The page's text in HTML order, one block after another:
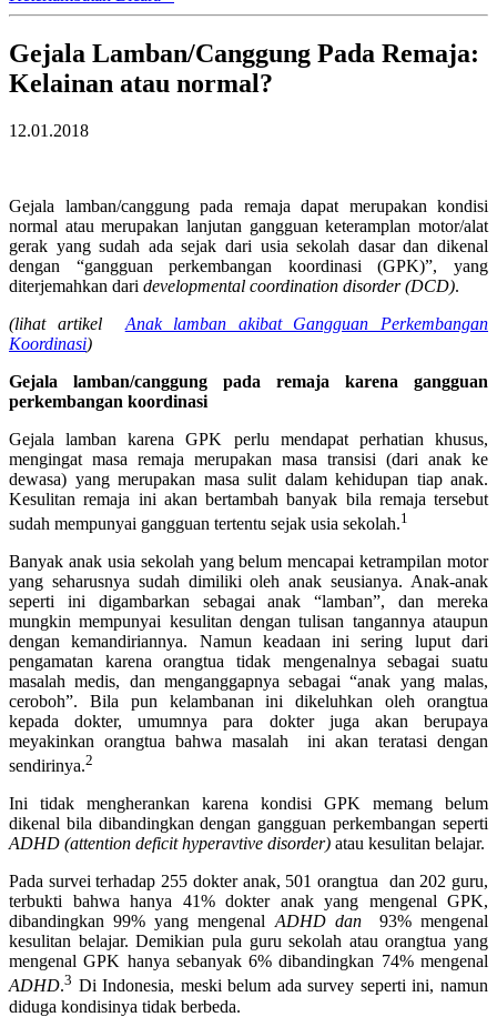
Gejala Lamban/Canggung Pada Remaja:
Kelainan atau normal?
12.01.2018
Gejala lamban/canggung pada remaja dapat merupakan kondisi
normal atau merupakan lanjutan gangguan keteramplan motor/alat
gerak yang sudah ada sejak dari usia sekolah dasar dan dikenal
dengan “gangguan perkembangan koordinasi (GPK)”, yang
diterjemahkan dari developmental coordination disorder (DCD).
(lihat artikel Anak lamban akibat Gangguan Perkembangan
Koordinasi)
Gejala lamban/canggung pada remaja karena gangguan
perkembangan koordinasi
Gejala lamban karena GPK perlu mendapat perhatian khusus,
mengingat masa remaja merupakan masa transisi (dari anak ke
dewasa) yang merupakan masa sulit dalam kehidupan tiap anak.
Kesulitan remaja ini akan bertambah banyak bila remaja tersebut
sudah mempunyai gangguan tertentu sejak usia sekolah.1
Banyak anak usia sekolah yang belum mencapai ketrampilan motor
yang seharusnya sudah dimiliki oleh anak seusianya. Anak-anak
seperti ini digambarkan sebagai anak “lamban”, dan mereka
mungkin mempunyai kesulitan dengan tulisan tangannya ataupun
dengan kemandiriannya. Namun keadaan ini sering luput dari
pengamatan karena orangtua tidak mengenalnya sebagai suatu
masalah medis, dan menganggapnya sebagai “anak yang malas,
ceroboh”. Bila pun kelambanan ini dikeluhkan oleh orangtua
kepada dokter, umumnya para dokter juga akan berupaya
meyakinkan orangtua bahwa masalah ini akan teratasi dengan
sendirinya.2
Ini tidak mengherankan karena kondisi GPK memang belum
dikenal bila dibandingkan dengan gangguan perkembangan seperti
ADHD (attention deficit hyperavtive disorder) atau kesulitan belajar.
Pada survei terhadap 255 dokter anak, 501 orangtua dan 202 guru,
terbukti bahwa hanya 41% dokter anak yang mengenal GPK,
dibandingkan 99% yang mengenalADHD dan
93% mengenal
kesulitan belajar. Demikian pula guru sekolah atau orangtua yang
mengenal GPK hanya sebanyak 6% dibandingkan 74% mengenal
ADHD.3 Di Indonesia, meski belum ada survey seperti ini, namun
diduga kondisinya tidak berbeda.